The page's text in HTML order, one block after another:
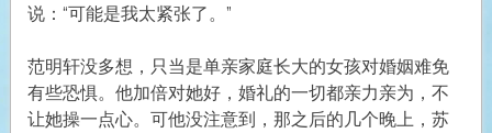
说：“可能是我太紧张了。”
范明轩没多想，只当是单亲家庭长大的女孩对婚姻难免
有些恐惧。他加倍对她好，婚礼的一切都亲力亲为，不
让她操一点心。可他没注意到，那之后的几个晚上，苏